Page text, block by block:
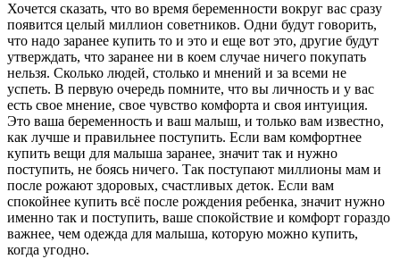
Хочется сказать, что во время беременности вокруг вас сразу
появится целый миллион советников. Одни будут говорить,
что надо заранее купить то и это и еще вот это, другие будут
утверждать, что заранее ни в коем случае ничего покупать
нельзя. Сколько людей, столько и мнений и за всеми не
успеть. В первую очередь помните, что вы личность и у вас
есть свое мнение, свое чувство комфорта и своя интуиция.
Это ваша беременность и ваш малыш, и только вам известно,
как лучше и правильнее поступить. Если вам комфортнее
купить вещи для малыша заранее, значит так и нужно
поступить, не боясь ничего. Так поступают миллионы мам и
после рожают здоровых, счастливых деток. Если вам
спокойнее купить всё после рождения ребенка, значит нужно
именно так и поступить, ваше спокойствие и комфорт гораздо
важнее, чем одежда для малыша, которую можно купить,
когда угодно.